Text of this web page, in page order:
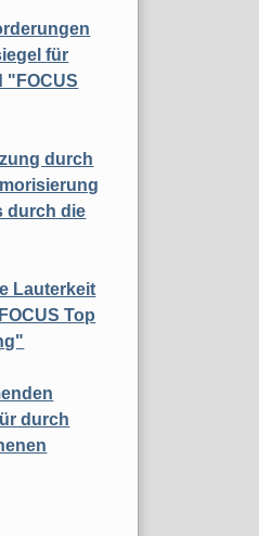
für
"FOCUS
durch
durch die
Lauterkeit
Top
durch